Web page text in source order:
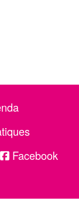
Facebook